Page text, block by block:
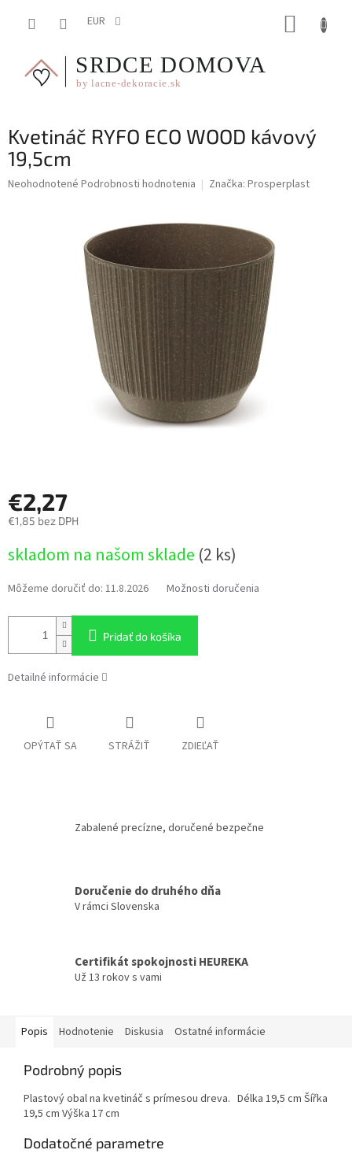
EUR
Kvetináč RYFO ECO WOOD kávový
19,5cm
Priemerné
Neohodnotené Podrobnosti hodnotenia Značka: Prosperplast
€2,27
€1,85 bez DPH
cena:
skladom na našom sklade (2 ks)
Môžeme doručiť do: 11.8.2026 Možnosti doručenia
Pridať do košíka
Detailné informácie
OPÝTAŤ SA STRÁŽIŤ ZDIEĽAŤ
Zabalené precízne, doručené bezpečne
Doručenie do druhého dňa
V rámci Slovenska
Certifikát spokojnosti HEUREKA
Už 13 rokov s vami
Popis Hodnotenie Diskusia Ostatné informácie
Podrobný popis
Plastový obal na kvetináč s prímesou dreva. Délka 19,5 cm Šířka
19,5 cm Výška 17 cm
Dodatočné parametre